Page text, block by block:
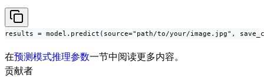
results = model.predict(source="path/to/your/image.jpg",
在预测模式推理参数一节中阅读更多内容。
贡献者